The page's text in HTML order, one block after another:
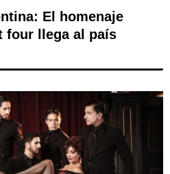
El homenaje
four llega al país